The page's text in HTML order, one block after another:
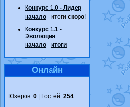
Конкурс 1.0 - Лидер
начало - итоги скоро!
Конкурс 1.1 -
Эволюция
начало - итоги
Онлайн
—
Юзеров: 0 | Гостей: 254